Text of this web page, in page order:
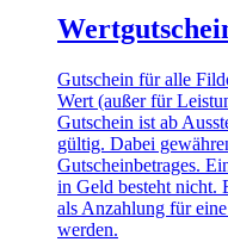
Gutschein für alle
Wert (außer für
Gutschein ist ab
gültig. Dabei
Gutscheinbetrages.
in Geld besteht nicht.
als Anzahlung für
werden.